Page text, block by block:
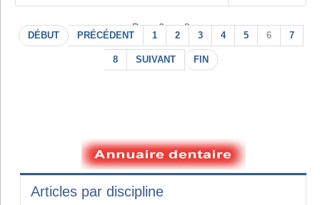
Page 6 sur 8
DÉBUT PRÉCÉDENT 1 2 3 4 5 6 7
8 SUIVANT FIN
Articles par discipline